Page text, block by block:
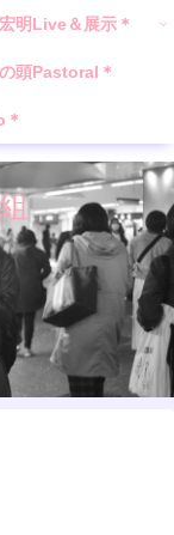
明Live＆展示＊
頭Pastoral＊